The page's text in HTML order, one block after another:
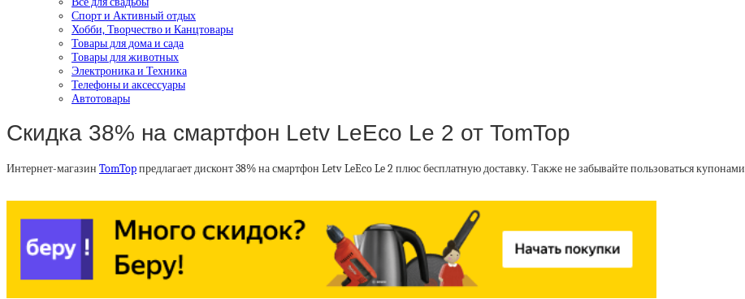
Спорт и Активный отдых
Хобби, Творчество и Канцтовары
Товары для дома и сада
Товары для животных
Электроника и Техника
Телефоны и аксессуары
Автотовары
Скидка 38% на смартфон Letv LeEco Le 2 от TomTop
Интернет-магазин TomTopпредлагает дисконт 38% на смартфон Letv LeEco Le 2 плюс бесплатную доставку. Также не забывайте пользоваться купонами